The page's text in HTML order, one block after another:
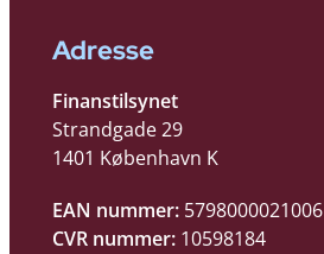
Adresse
Finanstilsynet
Strandgade 29
1401 København K
EAN nummer: 5798000021006
CVR nummer: 10598184